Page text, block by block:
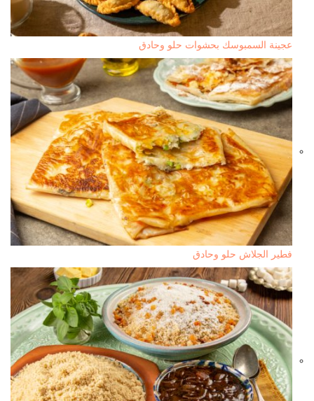
عجينة السمبوسك بحشوات حلو وحادق
فطير الجلاش حلو وحادق